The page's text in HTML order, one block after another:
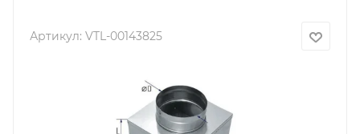
Артикул: VTL-00143825